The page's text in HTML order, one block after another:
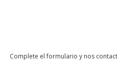
Complete el formulario y nos